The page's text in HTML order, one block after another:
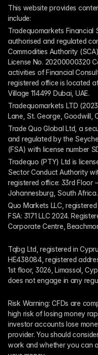
This website provides
include:
Tradequomarkets Financial
authorised and regulated
Commodities Authority
License No. 20200000320
activities of Financial
registered office is located
Village 114499 Dubai, UAE.
Tradequomarkets LTD
Lane, St. George, Goodwill,
Trade Quo Global Ltd, a
and regulated by the
(FSA) with license number
Tradequo (PTY) Ltd is
Sector Conduct Authority
registered office: 33rd Floor
Johannesburg, South Africa.
Quo Markets LLC,
FSA: 3171 LLC 2024.
Corporate Centre,
Tqbg Ltd, registered in
HE438084, registered
1st floor, 3026, Limassol,
does not engage in any
Risk Warning: CFDs are
high risk of losing money
investor accounts lose
provider. You should
work and whether you can